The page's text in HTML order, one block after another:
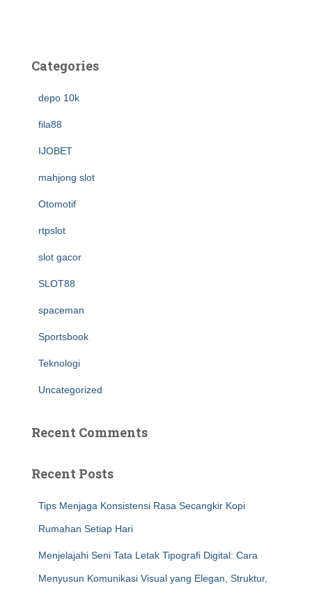
Categories
depo 10k
fila88
IJOBET
mahjong slot
Otomotif
rtpslot
slot gacor
SLOT88
spaceman
Sportsbook
Teknologi
Uncategorized
Recent Comments
Recent Posts
Tips Menjaga Konsistensi Rasa Secangkir Kopi
Rumahan Setiap Hari
Menjelajahi Seni Tata Letak Tipografi Digital: Cara
Menyusun Komunikasi Visual yang Elegan, Struktur,